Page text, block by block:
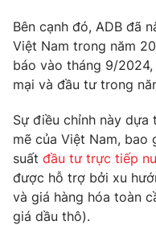
Emagazine
Photo
Video
VTV Money
VTV Sức khoẻ
Bên cạnh đó, ADB đã
Việt Nam trong năm
báo vào tháng 9/
mại và đầu tư trong
Sự điều chỉnh này dựa
mẽ của Việt Nam, bao
suất đầu tư trực tiếp
được hỗ trợ bởi xu
và giá hàng hóa toàn
giá dầu thô).